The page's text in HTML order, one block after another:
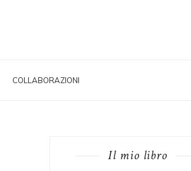
COLLABORAZIONI
Il mio libro